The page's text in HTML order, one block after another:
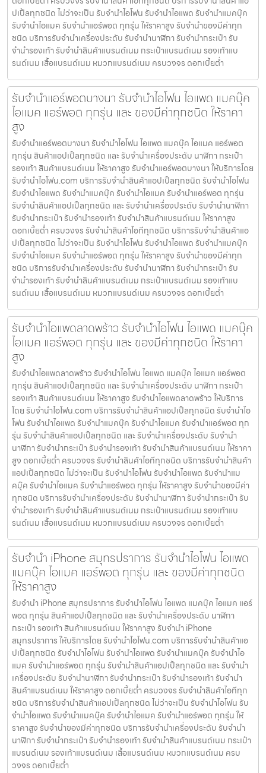
ปเปิ้ลทุกชนิด ไม่ว่าจะเป็น รับจำนำไอโฟน รับจำนำไอแพด รับจำนำแมคบุ๊ค
รับจำนำไอแมค รับจำนำแอร์พอต ทุกรุ่น ให้ราคาสูง รับจำนำของมีค่าทุก
ชนิด บริการรับจำนำเครื่องประดับ รับจำนำนาฬิกา รับจำนำกระเป๋า รับ
จำนำรองเท้า รับจำนำสินค้าแบรนด์เนม กระเป๋าแบรนด์เนม รองเท้าแบ
รนด์เนม เสื้อแบรนด์เนม หมวกแบรนด์เนม ครบวงจร ดอกเบี้ยต่ำ
รับจำนำแอร์พอตบางนา รับจำนำไอโฟน ไอแพด แมคบุ๊ค
ไอแมค แอร์พอต ทุกรุ่น และ ของมีค่าทุกชนิด ให้ราคา
สูง
รับจำนำแอร์พอตบางนา รับจำนำไอโฟน ไอแพด แมคบุ๊ค ไอแมค แอร์พอต
ทุกรุ่น สินค้าแอปเปิ้ลทุกชนิด และ รับจำนำเครื่องประดับ นาฬิกา กระเป๋า
รองเท้า สินค้าแบรนด์เนม ให้ราคาสูง รับจำนำแอร์พอตบางนา ให้บริการโดย
รับจํานําไอโฟน.com บริการรับจำนำสินค้าแอปเปิ้ลทุกชนิด รับจำนำไอโฟน
รับจำนำไอแพด รับจำนำแมคบุ๊ค รับจำนำไอแมค รับจำนำแอร์พอต ทุกรุ่น
รับจำนำสินค้าแอปเปิ้ลทุกชนิด และ รับจำนำเครื่องประดับ รับจำนำนาฬิกา
รับจำนำกระเป๋า รับจำนำรองเท้า รับจำนำสินค้าแบรนด์เนม ให้ราคาสูง
ดอกเบี้ยต่ำ ครบวงจร รับจำนำสินค้าไอทีทุกชนิด บริการรับจำนำสินค้าแอ
ปเปิ้ลทุกชนิด ไม่ว่าจะเป็น รับจำนำไอโฟน รับจำนำไอแพด รับจำนำแมคบุ๊ค
รับจำนำไอแมค รับจำนำแอร์พอต ทุกรุ่น ให้ราคาสูง รับจำนำของมีค่าทุก
ชนิด บริการรับจำนำเครื่องประดับ รับจำนำนาฬิกา รับจำนำกระเป๋า รับ
จำนำรองเท้า รับจำนำสินค้าแบรนด์เนม กระเป๋าแบรนด์เนม รองเท้าแบ
รนด์เนม เสื้อแบรนด์เนม หมวกแบรนด์เนม ครบวงจร ดอกเบี้ยต่ำ
รับจำนำไอแพดลาดพร้าว รับจำนำไอโฟน ไอแพด แมคบุ๊ค
ไอแมค แอร์พอต ทุกรุ่น และ ของมีค่าทุกชนิด ให้ราคา
สูง
รับจำนำไอแพดลาดพร้าว รับจำนำไอโฟน ไอแพด แมคบุ๊ค ไอแมค แอร์พอต
ทุกรุ่น สินค้าแอปเปิ้ลทุกชนิด และ รับจำนำเครื่องประดับ นาฬิกา กระเป๋า
รองเท้า สินค้าแบรนด์เนม ให้ราคาสูง รับจำนำไอแพดลาดพร้าว ให้บริการ
โดย รับจํานําไอโฟน.com บริการรับจำนำสินค้าแอปเปิ้ลทุกชนิด รับจำนำไอ
โฟน รับจำนำไอแพด รับจำนำแมคบุ๊ค รับจำนำไอแมค รับจำนำแอร์พอต ทุก
รุ่น รับจำนำสินค้าแอปเปิ้ลทุกชนิด และ รับจำนำเครื่องประดับ รับจำนำ
นาฬิกา รับจำนำกระเป๋า รับจำนำรองเท้า รับจำนำสินค้าแบรนด์เนม ให้ราคา
สูง ดอกเบี้ยต่ำ ครบวงจร รับจำนำสินค้าไอทีทุกชนิด บริการรับจำนำสินค้า
แอปเปิ้ลทุกชนิด ไม่ว่าจะเป็น รับจำนำไอโฟน รับจำนำไอแพด รับจำนำแม
คบุ๊ค รับจำนำไอแมค รับจำนำแอร์พอต ทุกรุ่น ให้ราคาสูง รับจำนำของมีค่า
ทุกชนิด บริการรับจำนำเครื่องประดับ รับจำนำนาฬิกา รับจำนำกระเป๋า รับ
จำนำรองเท้า รับจำนำสินค้าแบรนด์เนม กระเป๋าแบรนด์เนม รองเท้าแบ
รนด์เนม เสื้อแบรนด์เนม หมวกแบรนด์เนม ครบวงจร ดอกเบี้ยต่ำ
รับจำนำ iPhone สมุทรปราการ รับจำนำไอโฟน ไอแพด
แมคบุ๊ค ไอแมค แอร์พอต ทุกรุ่น และ ของมีค่าทุกชนิด
ให้ราคาสูง
รับจำนำ iPhone สมุทรปราการ รับจำนำไอโฟน ไอแพด แมคบุ๊ค ไอแมค แอร์
พอต ทุกรุ่น สินค้าแอปเปิ้ลทุกชนิด และ รับจำนำเครื่องประดับ นาฬิกา
กระเป๋า รองเท้า สินค้าแบรนด์เนม ให้ราคาสูง รับจำนำ iPhone
สมุทรปราการ ให้บริการโดย รับจํานําไอโฟน.com บริการรับจำนำสินค้าแอ
ปเปิ้ลทุกชนิด รับจำนำไอโฟน รับจำนำไอแพด รับจำนำแมคบุ๊ค รับจำนำไอ
แมค รับจำนำแอร์พอต ทุกรุ่น รับจำนำสินค้าแอปเปิ้ลทุกชนิด และ รับจำนำ
เครื่องประดับ รับจำนำนาฬิกา รับจำนำกระเป๋า รับจำนำรองเท้า รับจำนำ
สินค้าแบรนด์เนม ให้ราคาสูง ดอกเบี้ยต่ำ ครบวงจร รับจำนำสินค้าไอทีทุก
ชนิด บริการรับจำนำสินค้าแอปเปิ้ลทุกชนิด ไม่ว่าจะเป็น รับจำนำไอโฟน รับ
จำนำไอแพด รับจำนำแมคบุ๊ค รับจำนำไอแมค รับจำนำแอร์พอต ทุกรุ่น ให้
ราคาสูง รับจำนำของมีค่าทุกชนิด บริการรับจำนำเครื่องประดับ รับจำนำ
นาฬิกา รับจำนำกระเป๋า รับจำนำรองเท้า รับจำนำสินค้าแบรนด์เนม กระเป๋า
แบรนด์เนม รองเท้าแบรนด์เนม เสื้อแบรนด์เนม หมวกแบรนด์เนม ครบ
วงจร ดอกเบี้ยต่ำ